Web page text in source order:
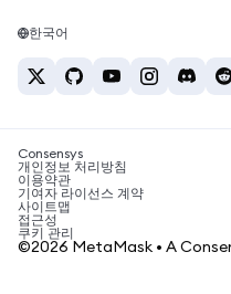
채용
테더 가격
BTC를 INR로 환전
ETH를 USDT로 환전
USDT 매수
SHIB 매수
BNB 매수
솔라나 지갑
암호화폐 세금 뉴스
암호화폐 매수 방법
비트코인 매도 방법
한국어
Consensys
개인정보 처리방침
이용약관
기여자 라이선스 계약
사이트맵
접근성
쿠키 관리
©2026 MetaMask • A